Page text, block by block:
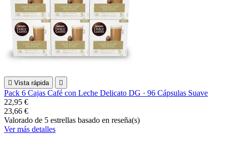
 Vista rápida 
Pack 6 Cajas Café con Leche Delicato DG · 96 Cápsulas Suave
22,95 €
23,66 €
Valorado de 5 estrellas basado en reseña(s)
Ver más detalles